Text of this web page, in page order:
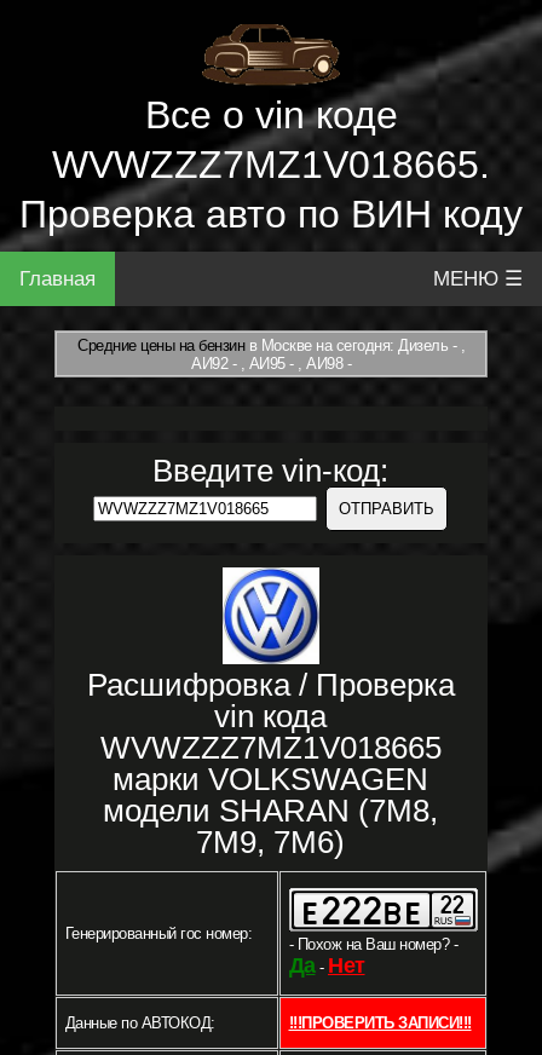
Все о vin коде
WVWZZZ7MZ1V018665.
Проверка авто по ВИН коду
Главная МЕНЮ ☰
Средние цены на бензинв Москве на сегодня: Дизель - ,
АИ92 - , АИ95 - , АИ98 -
Введите vin-код:
Расшифровка / Проверка
vin кода
WVWZZZ7MZ1V018665
марки VOLKSWAGEN
модели SHARAN (7M8,
7M9, 7M6)
Генерированный гос номер:
- Похож на Ваш номер? -
Да- Нет
Данные по АВТОКОД: !!!ПРОВЕРИТЬ ЗАПИСИ!!!